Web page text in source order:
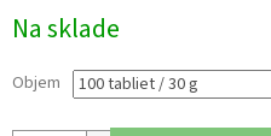
cena:
Na sklade
Objem